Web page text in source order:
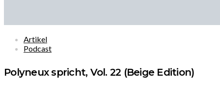
Artikel
Podcast
Polyneux spricht, Vol. 22 (Beige Edition)